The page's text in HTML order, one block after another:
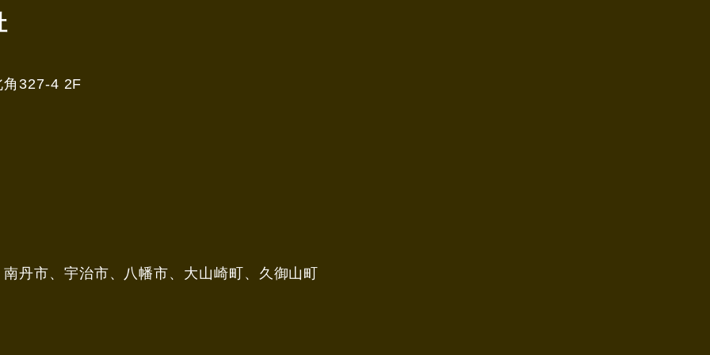
角327-4 2F
丹市、宇治市、八幡市、大山崎町、久御山町